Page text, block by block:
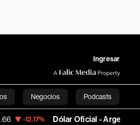
Ingresar
Negocios Podcasts
Oficial - Argentina 1,496.2634